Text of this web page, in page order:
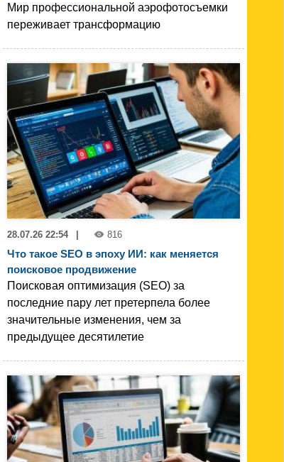
Мир профессиональной аэрофотосъемки
переживает трансформацию
28.07.26 22:54 | 816
Что такое SEO в эпоху ИИ: как меняется
поисковое продвижение
Поисковая оптимизация (SEO) за
последние пару лет претерпела более
значительные изменения, чем за
предыдущее десятилетие